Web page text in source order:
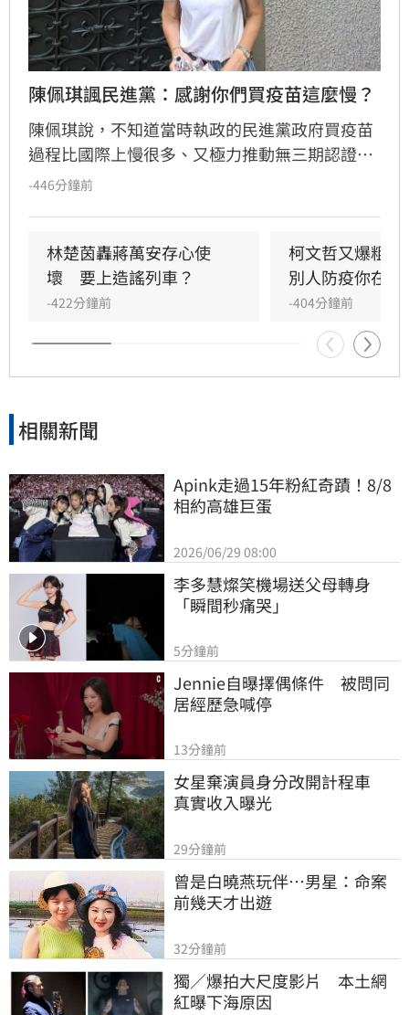
陳佩琪諷民進黨：感謝你們買疫苗這麼慢？
陳佩琪說，不知道當時執政的民進黨政府買疫苗
過程比國際上慢很多、又極力推動無三期認證的
高端疫苗，民間慈善團體只好卯足全勁、到處找
你們道歉？道歉什麼？可以講清楚嗎？要感謝你
們買疫苗這麼慢是嗎？
-446分鐘前
林楚茵轟蔣萬安存心使
壞　要上造謠列車？
-422分鐘前
柯文哲又爆粗
別人防疫你在貪
-404分鐘前
相關新聞
Apink走過15年粉紅奇蹟！8/8
相約高雄巨蛋
2026/06/29 08:00
李多慧燦笑機場送父母轉身
「瞬間秒痛哭」
5分鐘前
Jennie自曝擇偶條件　被問同
居經歷急喊停
13分鐘前
女星棄演員身分改開計程車
真實收入曝光
29分鐘前
曾是白曉燕玩伴…男星：命案
前幾天才出遊
32分鐘前
獨／爆拍大尺度影片　本土網
紅曝下海原因